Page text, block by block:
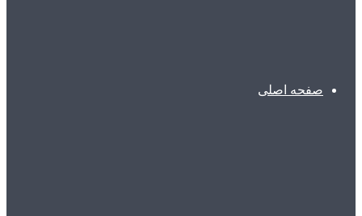
صفحه اصلی